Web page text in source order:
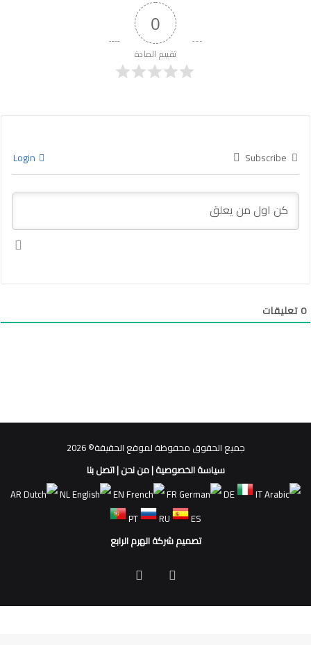
0
تقييم المادة
Subscribe
0تعليقات
جميع الحقوق محفوظة لموقع الحقيقة© 2026
سياسة الخصوصية|من نحن|اتصل بنا
AR
NL EN FR DE
IT
PT
RU
ES
تصميم شركة الهرم الرابع
فيسبوك
الموقع